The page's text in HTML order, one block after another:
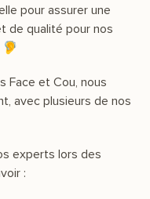
pour assurer une
de qualité pour nos
🦻
Face et Cou, nous
avec plusieurs de nos
experts lors des
: